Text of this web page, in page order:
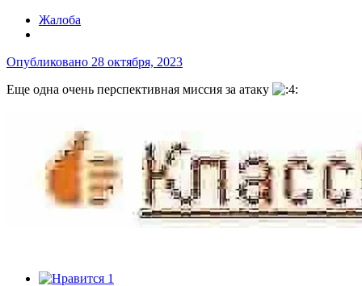
Жалоба
Опубликовано 28 октября, 2023
Еще одна очень перспективная миссия за атаку
1